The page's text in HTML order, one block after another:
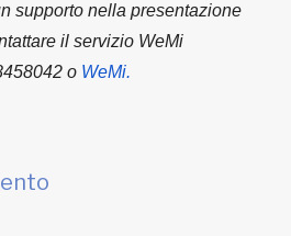
supporto nella presentazione
il servizio WeMi
o WeMi.